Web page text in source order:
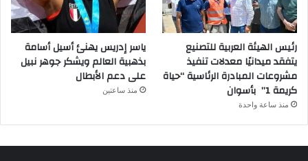
رئيس الهيئة العربية للتصنيع
يتفقد ميدانيًا معدلات تنفيذ
مشروعات المبادرة الرئاسية “حياة
كريمة 1” بأسوان
منذ ساعة واحدة
ياسر إدريس يهنئ أسيل أسامة
بذهبية العالم ويشكر جوهر نبيل
على دعم الأبطال
منذ ساعتين